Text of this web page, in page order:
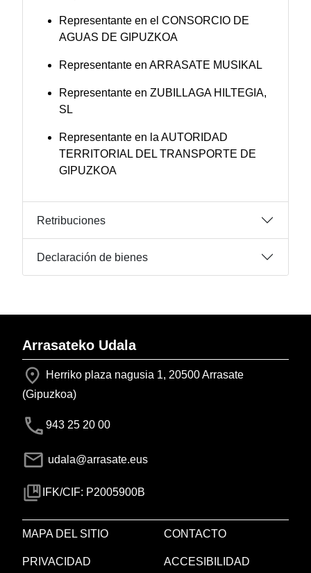
Representante en el CONSORCIO DE
AGUAS DE GIPUZKOA
Representante en ARRASATE MUSIKAL
Representante en ZUBILLAGA HILTEGIA,
SL
Representante en la AUTORIDAD
TERRITORIAL DEL TRANSPORTE DE
GIPUZKOA
Retribuciones
Declaración de bienes
Arrasateko Udala
Herriko plaza nagusia 1, 20500 Arrasate
(Gipuzkoa)
943 25 20 00
udala@arrasate.eus
IFK/CIF: P2005900B
MAPA DEL SITIO CONTACTO
PRIVACIDAD ACCESIBILIDAD